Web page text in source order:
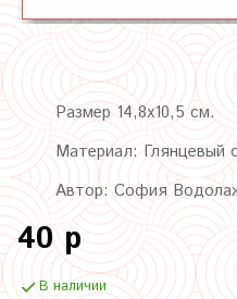
Размер 14,8х10,5 см.
Материал: Глянцевый
Автор: София
40 р
В наличии